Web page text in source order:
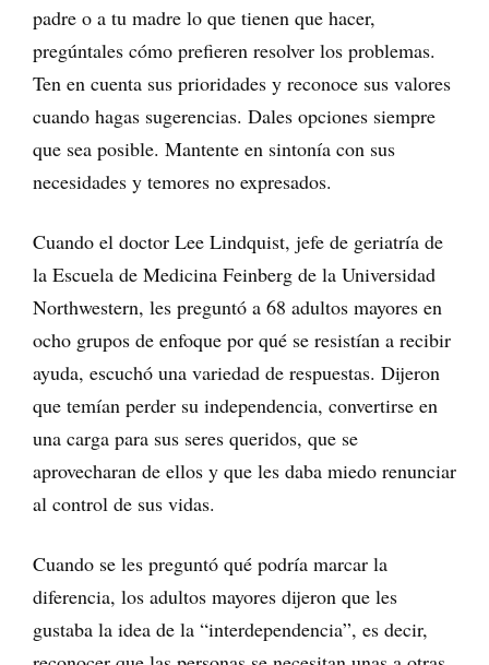
padre o a tu madre lo que tienen que hacer,
pregúntales cómo prefieren resolver los problemas.
Ten en cuenta sus prioridades y reconoce sus valores
cuando hagas sugerencias. Dales opciones siempre
que sea posible. Mantente en sintonía con sus
necesidades y temores no expresados.
Cuando el doctor Lee Lindquist, jefe de geriatría de
la Escuela de Medicina Feinberg de la Universidad
Northwestern, les preguntó a 68 adultos mayores en
ocho grupos de enfoque por qué se resistían a recibir
ayuda, escuchó una variedad de respuestas. Dijeron
que temían perder su independencia, convertirse en
una carga para sus seres queridos, que se
aprovecharan de ellos y que les daba miedo renunciar
al control de sus vidas.
Cuando se les preguntó qué podría marcar la
diferencia, los adultos mayores dijeron que les
gustaba la idea de la “interdependencia”, es decir,